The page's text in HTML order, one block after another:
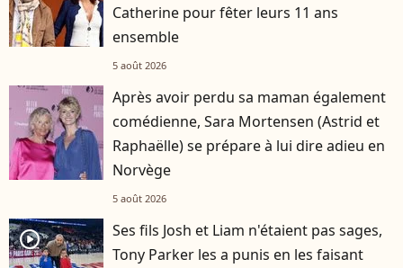
Catherine pour fêter leurs 11 ans
ensemble
5 août 2026
Après avoir perdu sa maman également
comédienne, Sara Mortensen (Astrid et
Raphaëlle) se prépare à lui dire adieu en
Norvège
5 août 2026
player2
Ses fils Josh et Liam n'étaient pas sages,
Tony Parker les a punis en les faisant